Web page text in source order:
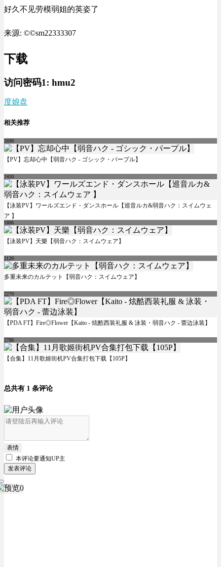
好久不见劳模弱姐的英姿了
来源: ©©sm22333307
下载
访问密码1: hmu2
度娘盘
相关推荐
2699
【PV】忘却心中【弱音ハク - ゴシック・パープル】
2410
【泳装PV】ワールズエンド・ダンスホール【巡音ルカ&弱音ハク：スイムウェ
ア 】
1806
【泳装PV】天樂【弱音ハク：スイムウェア】
2120
多重未来のカルテット【弱音ハク：スイムウェア】
2279
【PDA FT】Fire◎Flower【Kaito - 炫酷西装礼服 & 泳装・弱音ハク - 蕾边泳装】
2788
【合集】11月歌姬街机PV合集打包下载【105P】
总共有 1 条评论
表情
本评论要通知UP主
发表评论